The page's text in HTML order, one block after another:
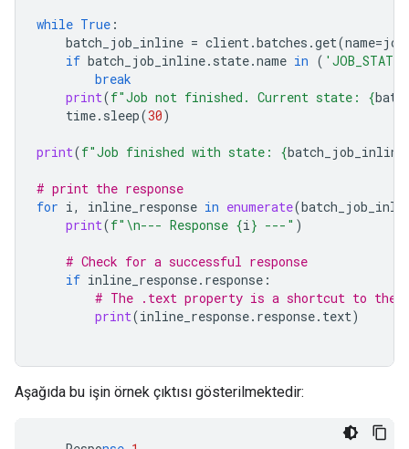
while True :
batch_job_inline = client.batches .get(name=
if batch_job_inline. state.name in (
break
print(f"Job not finished. Current state: {
time. sleep(30)
print(f"Job finished with state: {batch_job_inline
# print the response
for i, inline_response in enumerate(
print(f" \n--- Response {i} ---" )
# Check for a successful response
if inline_response. response :
# The .text property is a shortcut to the
print(inline_response. response. text)
Aşağıda bu işin örnek çıktısı gösterilmektedir: